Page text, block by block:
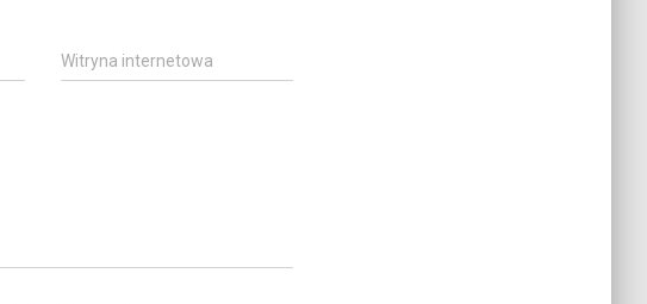
Witryna internetowa